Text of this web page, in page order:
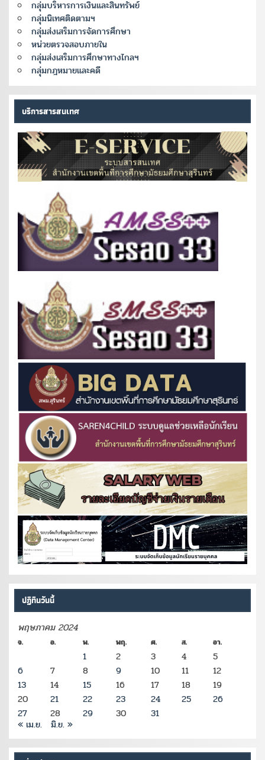
กลุ่มบริหารการเงินและสินทรัพย์
กลุ่มนิเทศติดตามฯ
กลุ่มส่งเสริมการจัดการศึกษา
หน่วยตรวจสอบภายใน
กลุ่มส่งเสริมการศึกษาทางไกลฯ
กลุ่มกฎหมายและคดี
บริการสารสนเทศ
ปฏิทินวันนี้
พฤษภาคม 2024
จ. อ. พ. พฤ. ศ. ส. อา.
1 2 3 4
5
6
7 8 9 10 11
12
13
14 15 16 17 18
19
20
21 22 23 24 25
26
27
28 29 30 31
« เม.ย. มิ.ย. »